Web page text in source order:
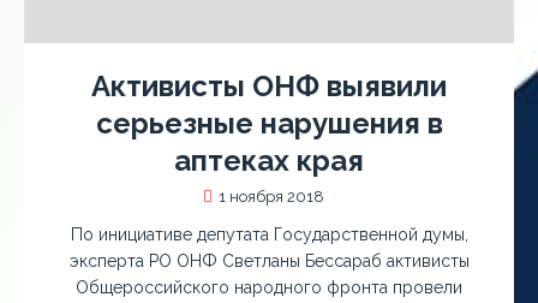
Активисты ОНФ выявили
серьезные нарушения в
аптеках края
1 ноября 2018
По инициативе депутата Государственной думы,
эксперта РО ОНФ Светланы Бессараб активисты
Общероссийского народного фронта провели